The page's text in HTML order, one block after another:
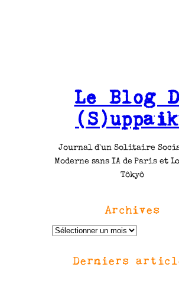
Le Blog
Journal d'un Solitaire
Moderne sans IA de Paris et
Tôkyô
Archives
A
Derniers